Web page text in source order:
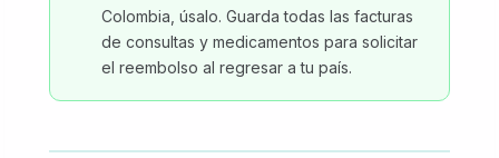
Colombia, úsalo. Guarda todas las facturas
de consultas y medicamentos para solicitar
el reembolso al regresar a tu país.